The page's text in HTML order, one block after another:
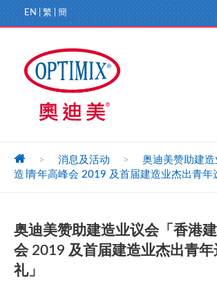
EN 繁 簡
> 消息及活动 >
奥迪美赞助建
造∣青年高峰会 2019 及首届建造业杰出青年
奥迪美赞助建造业议会「香港
会 2019 及首届建造业杰出青
礼」